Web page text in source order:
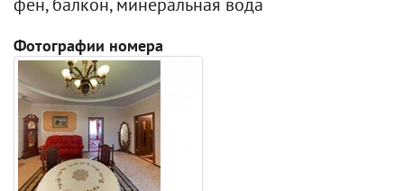
фен, балкон, минеральная вода
Фотографии номера